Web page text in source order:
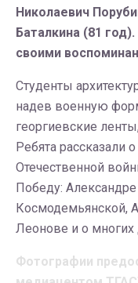
Николаевич
Баталкина (81
своими
Студенты
надев военную
георгиевские
Ребята рассказали
Отечественной
Победу:
Космодемьянской,
Леонове и о многих
Фотографии